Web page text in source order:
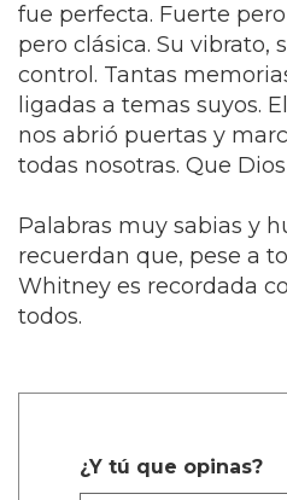
fue perfecta. Fuerte
pero clásica. Su vibrato,
control. Tantas
ligadas a temas suyos.
nos abrió puertas y
todas nosotras. Que
Palabras muy sabias y
recuerdan que, pese a
Whitney es recordada
todos.
¿Y tú que opinas?